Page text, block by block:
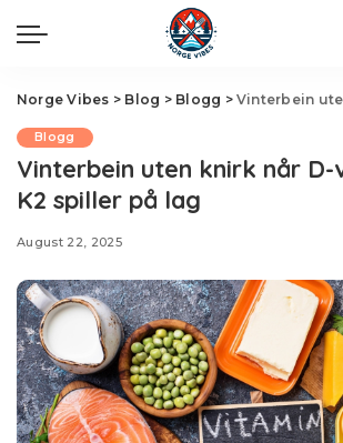
Norge Vibes > Blog > Blogg >Vinterbein uten knirk
Blogg
Vinterbein uten knirk når
K2 spiller på lag
August 22, 2025